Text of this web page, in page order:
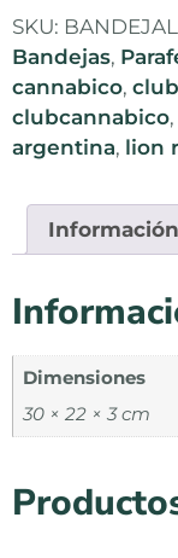
SKU:
Bandejas,
cannabico,
clubcannabico,
argentina, lion
Dimensiones
30 × 22 × 3 cm